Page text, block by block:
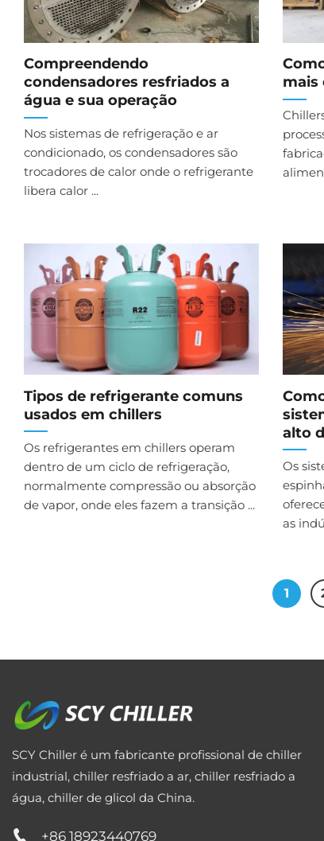
Compreendendo
condensadores resfriados a
água e sua operação
Nos sistemas de refrigeração e ar
condicionado, os condensadores são
trocadores de calor onde o refrigerante
libera calor ...
mais
Tipos de refrigerante comuns
usados ​​em chillers
Os refrigerantes em chillers operam
dentro de um ciclo de refrigeração,
normalmente compressão ou absorção
de vapor, onde eles fazem a transição ...
alto
Os
as
1
SCY Chiller é um fabricante profissional de chiller
industrial, chiller resfriado a ar, chiller resfriado a
água, chiller de glicol da China.
+86 18923440769